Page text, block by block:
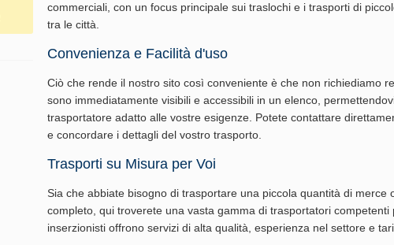
commerciali, con un focus principale sui traslochi e i trasporti di
tra le città.
Convenienza e Facilità d'uso
Ciò che rende il nostro sito così conveniente è che non richiediamo
sono immediatamente visibili e accessibili in un elenco,
trasportatore adatto alle vostre esigenze. Potete contattare
e concordare i dettagli del vostro trasporto.
Trasporti su Misura per Voi
Sia che abbiate bisogno di trasportare una piccola quantità di merce
completo, qui troverete una vasta gamma di trasportatori
inserzionisti offrono servizi di alta qualità, esperienza nel settore e